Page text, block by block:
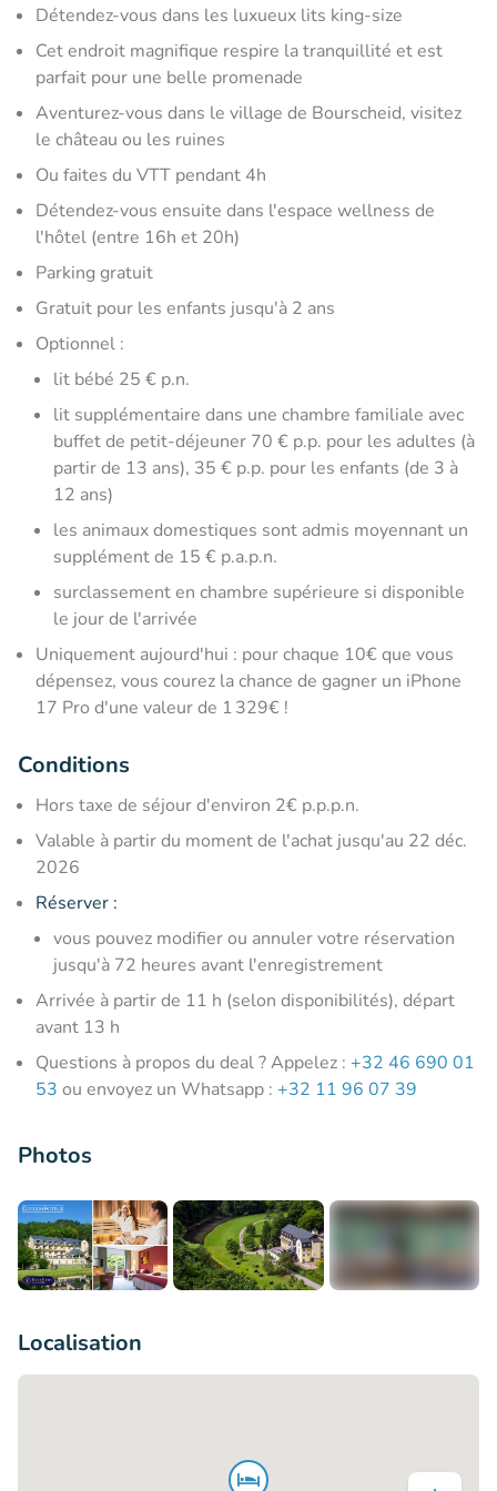
Détendez-vous dans les luxueux lits king-size
Cet endroit magnifique respire la tranquillité et est
parfait pour une belle promenade
Aventurez-vous dans le village de Bourscheid, visitez
le château ou les ruines
Ou faites du VTT pendant 4h
Détendez-vous ensuite dans l'espace wellness de
l'hôtel (entre 16h et 20h)
Parking gratuit
Gratuit pour les enfants jusqu'à 2 ans
Optionnel :
lit bébé 25 € p.n.
lit supplémentaire dans une chambre familiale avec
buffet de petit-déjeuner 70 € p.p. pour les adultes (à
partir de 13 ans), 35 € p.p. pour les enfants (de 3 à
12 ans)
les animaux domestiques sont admis moyennant un
supplément de 15 € p.a.p.n.
surclassement en chambre supérieure si disponible
le jour de l'arrivée
Uniquement aujourd'hui : pour chaque 10€ que vous
dépensez, vous courez la chance de gagner un iPhone
17 Pro d'une valeur de 1 329€ !
Conditions
Hors taxe de séjour d'environ 2€ p.p.p.n.
Valable à partir du moment de l'achat jusqu'au 22 déc.
2026
Réserver :
vous pouvez modifier ou annuler votre réservation
jusqu'à 72 heures avant l'enregistrement
Arrivée à partir de 11 h (selon disponibilités), départ
avant 13 h
Questions à propos du deal ? Appelez : +32 46 690 01
53 ou envoyez un Whatsapp : +32 11 96 07 39
Photos
Localisation